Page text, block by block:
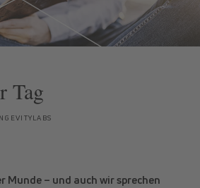
Tag
Munde – und auch wir sprechen